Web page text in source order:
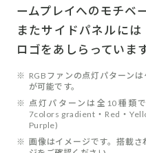
ームプレイへのモチベ
またサイドパネルには
ロゴをあしらっています
※ RGBファンの点灯パターン
が可能です。
※ 点灯パターンは全10種類
7colors gradient・Red・
Purple)
※ 画像はイメージです。搭載